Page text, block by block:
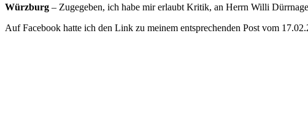
Würzburg – Zugegeben, ich habe mir erlaubt Kritik, an Herrn Willi
Auf Facebook hatte ich den Link zu meinem entsprechenden Post vom